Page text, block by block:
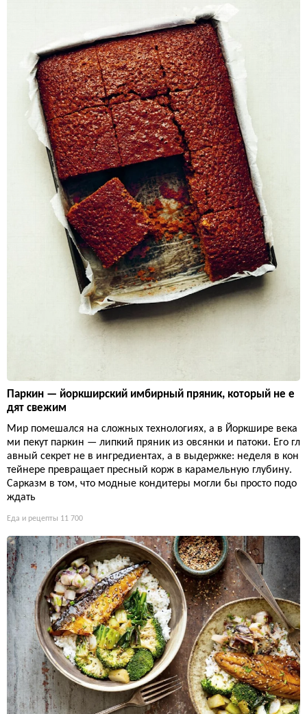
Паркин — йоркширский имбирный пряник, который не е
дят свежим
Мир помешался на сложных технологиях, а в Йоркшире века
ми пекут паркин — липкий пряник из овсянки и патоки. Его гл
авный секрет не в ингредиентах, а в выдержке: неделя в кон
тейнере превращает пресный корж в карамельную глубину.
Сарказм в том, что модные кондитеры могли бы просто подо
ждать
Еда и рецепты 11 700